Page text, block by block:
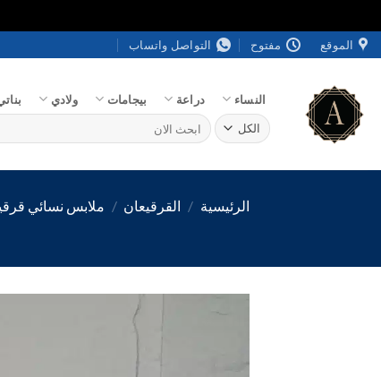
تخطي
للمحتوى
الموقع مفتوح التواصل واتساب
النساء دراعة بيجامات ولادي
البحث
عن:
الرئيسية / القرقيعان / ملابس نسائي